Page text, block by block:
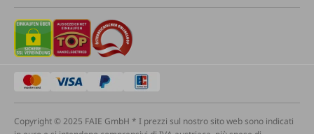
Copyright © 2025 FAIE GmbH * I prezzi sul nostro sito web sono indicati